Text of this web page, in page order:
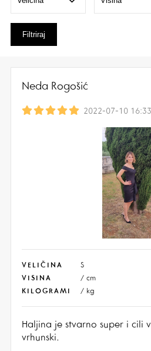
Filtriraj
VELIČINA
S
VISINA
/ cm
KILOGRAMI
/ kg
Haljina je stvarno super i cili
vrhunski.
Neda Rogošić
2022-07-10